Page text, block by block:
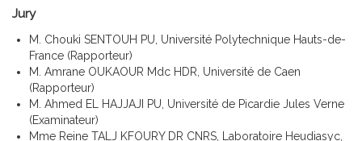
Jury
M. Chouki SENTOUH PU, Université Polytechnique Hauts-de-
France (Rapporteur)
M. Amrane OUKAOUR Mdc HDR, Université de Caen
(Rapporteur)
M. Ahmed EL HAJJAJI PU, Université de Picardie Jules Verne
(Examinateur)
Mme Reine TALJ KFOURY DR CNRS, Laboratoire Heudiasyc,